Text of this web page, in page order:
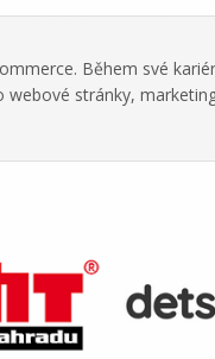
Během své
stránky,